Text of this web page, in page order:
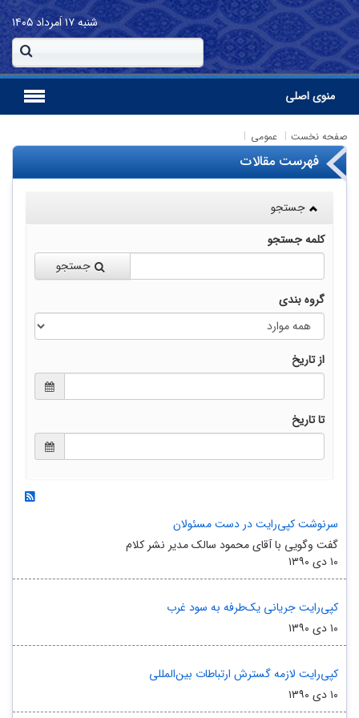
شنبه۱۷ اَمرداد ۱۴۰۵
منوی اصلی
صفحه نخست عمومی
فهرست مقالات
جستجو
کلمه جستجو
جستجو
گروه بندی
از تاریخ
تا تاریخ
سرنوشت کپی‌‏رایت در دست مسئولان
گفت وگویی با آقای محمود سالک مدیر نشر کلام
۱۰ دی ۱۳۹۰
کپی‏‌رایت جریانی یک‏‌طرفه به سود غرب
۱۰ دی ۱۳۹۰
کپی‏‌رایت لازمه گسترش ارتباطات بین‏‌المللی
۱۰ دی ۱۳۹۰